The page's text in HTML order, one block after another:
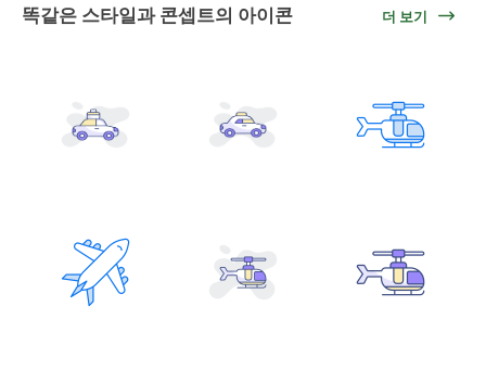
똑같은 스타일과 콘셉트의 아이콘 더 보기